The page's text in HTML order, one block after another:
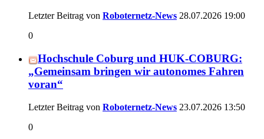
Letzter Beitrag von Roboternetz-News 28.07.2026 19:00
0
Hochschule Coburg und HUK-COBURG:
„Gemeinsam bringen wir autonomes Fahren
voran“
Letzter Beitrag von Roboternetz-News 23.07.2026 13:50
0